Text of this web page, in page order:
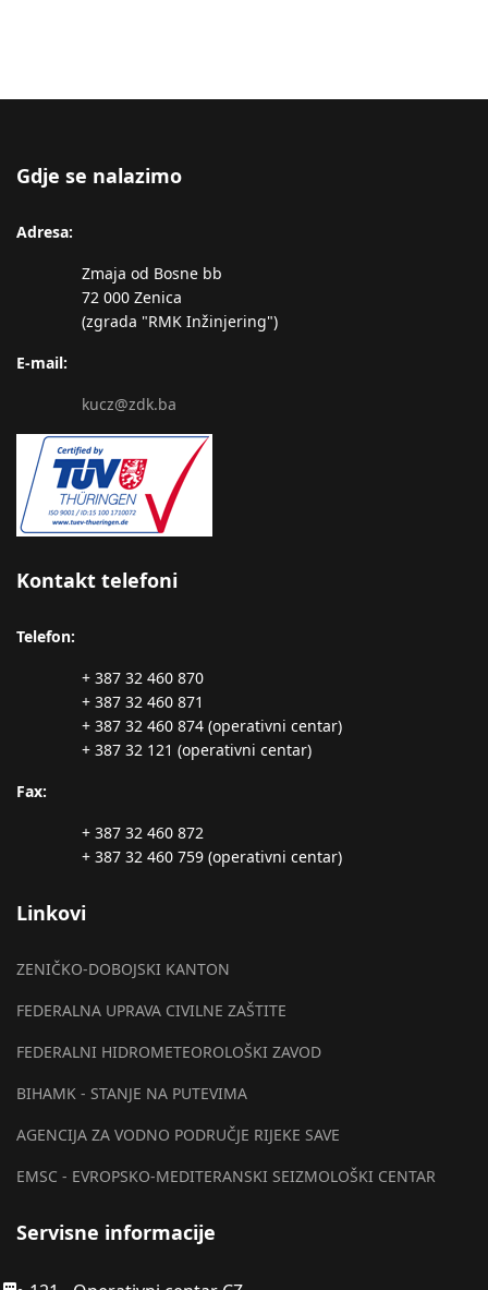
Gdje se nalazimo
Adresa:
Zmaja od Bosne bb
72 000 Zenica
(zgrada "RMK Inžinjering")
E-mail:
kucz@zdk.ba
Kontakt telefoni
Telefon:
+ 387 32 460 870
+ 387 32 460 871
+ 387 32 460 874 (operativni centar)
+ 387 32 121 (operativni centar)
Fax:
+ 387 32 460 872
+ 387 32 460 759 (operativni centar)
Linkovi
ZENIČKO-DOBOJSKI KANTON
FEDERALNA UPRAVA CIVILNE ZAŠTITE
FEDERALNI HIDROMETEOROLOŠKI ZAVOD
BIHAMK - STANJE NA PUTEVIMA
AGENCIJA ZA VODNO PODRUČJE RIJEKE SAVE
EMSC - EVROPSKO-MEDITERANSKI SEIZMOLOŠKI CENTAR
Servisne informacije